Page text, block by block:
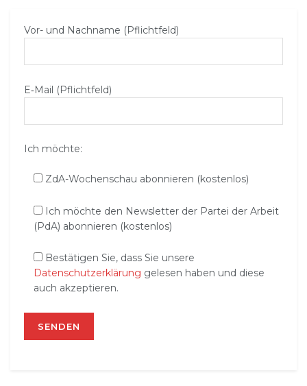
Vor- und Nachname (Pflichtfeld)
E‑Mail (Pflichtfeld)
Ich möchte:
ZdA-Wochenschau abonnieren (kostenlos)
Ich möchte den Newsletter der Partei der Arbeit
(PdA) abonnieren (kostenlos)
Bestätigen Sie, dass Sie unsere
Datenschutzerklärung gelesen haben und diese
auch akzeptieren.